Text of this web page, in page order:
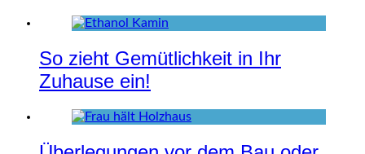
So zieht Gemütlichkeit in Ihr
Zuhause ein!